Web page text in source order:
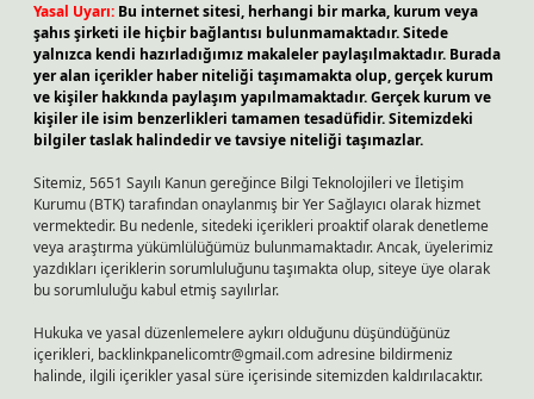
Yasal Uyarı: Bu internet sitesi, herhangi bir marka, kurum veya
şahıs şirketi ile hiçbir bağlantısı bulunmamaktadır. Sitede
yalnızca kendi hazırladığımız makaleler paylaşılmaktadır. Burada
yer alan içerikler haber niteliği taşımamakta olup, gerçek kurum
ve kişiler hakkında paylaşım yapılmamaktadır. Gerçek kurum ve
kişiler ile isim benzerlikleri tamamen tesadüfidir. Sitemizdeki
bilgiler taslak halindedir ve tavsiye niteliği taşımazlar.
Sitemiz, 5651 Sayılı Kanun gereğince Bilgi Teknolojileri ve İletişim
Kurumu (BTK) tarafından onaylanmış bir Yer Sağlayıcı olarak hizmet
vermektedir. Bu nedenle, sitedeki içerikleri proaktif olarak denetleme
veya araştırma yükümlülüğümüz bulunmamaktadır. Ancak, üyelerimiz
yazdıkları içeriklerin sorumluluğunu taşımakta olup, siteye üye olarak
bu sorumluluğu kabul etmiş sayılırlar.
Hukuka ve yasal düzenlemelere aykırı olduğunu düşündüğünüz
içerikleri, backlinkpanelicomtr@gmail.comadresine bildirmeniz
halinde, ilgili içerikler yasal süre içerisinde sitemizden kaldırılacaktır.